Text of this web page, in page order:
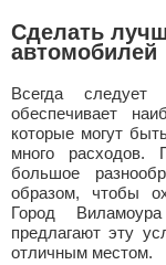
Сделать
автомобилей
Всегда следует
обеспечивает
которые могут
много расходов.
большое
образом, чтобы
Город
предлагают эту
отличным местом.